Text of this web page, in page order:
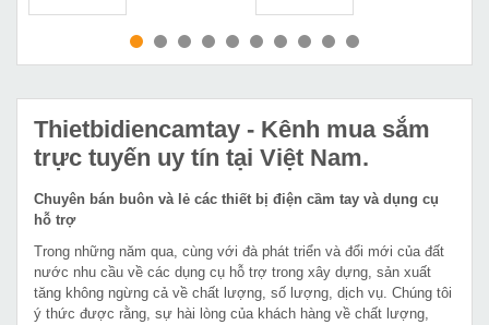
MUA NGAY MUA NGAY
Thietbidiencamtay - Kênh mua sắm
trực tuyến uy tín tại Việt Nam.
Chuyên bán buôn và lẻ các thiết bị điện cầm tay và dụng cụ
hỗ trợ
Trong những năm qua, cùng với đà phát triển và đổi mới của đất
nước nhu cầu về các dụng cụ hỗ trợ trong xây dựng, sản xuất
tăng không ngừng cả về chất lượng, số lượng, dịch vụ. Chúng tôi
ý thức được rằng, sự hài lòng của khách hàng về chất lượng,